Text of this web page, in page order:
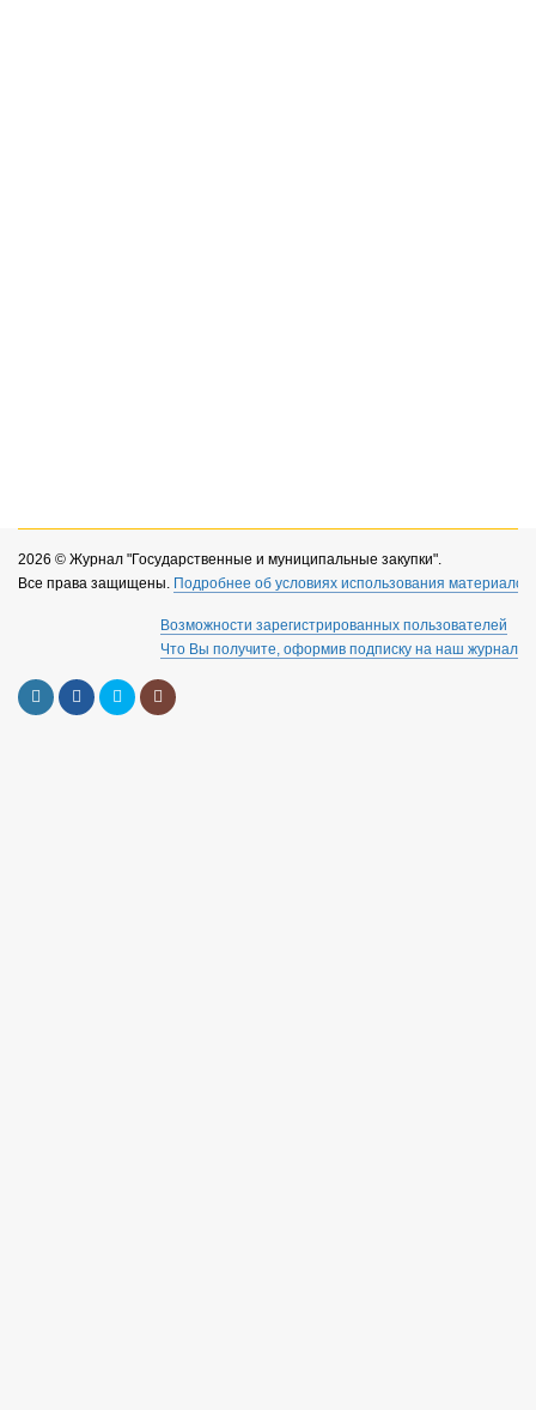
2026 © Журнал "Государственные и муниципальные закупки".
Все права защищены. Подробнее об условиях использования материалов
Возможности зарегистрированных пользователей
Что Вы получите, оформив подписку на наш журнал